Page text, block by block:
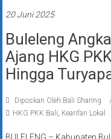
20 Juni 2025
Buleleng
Ajang HKG
Hingga
Diposkan Oleh:Bali Sharing
HKG PKK Bali, Kearifan Lokal